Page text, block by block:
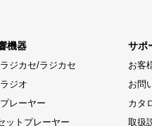
機器
ジカセ/ラジカセ
ジオ
レーヤー
ットプレーヤー
サポ
お客
お問
カタ
取扱